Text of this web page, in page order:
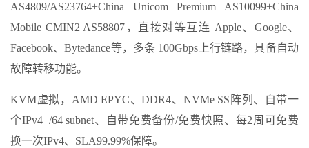
AS4809/AS23764+China Unicom Premium AS10099+China
Mobile CMIN2 AS58807，直接对等互连 Apple、Google、
Facebook、Bytedance等，多条 100Gbps上行链路，具备自动
故障转移功能。
KVM虚拟，AMD EPYC、DDR4、NVMe SS阵列、自带一
个IPv4+/64 subnet、自带免费备份/免费快照、每2周可免费
换一次IPv4、SLA99.99%保障。